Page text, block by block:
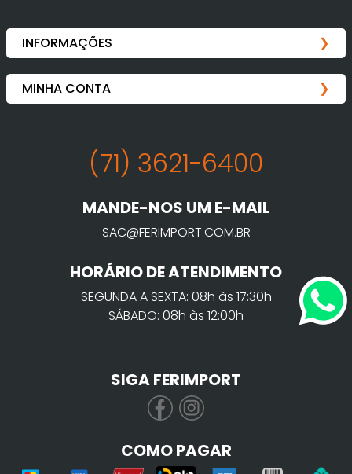
(71) 3621-6400
MANDE-NOS UM E-MAIL
SAC@FERIMPORT.COM.BR
HORÁRIO DE ATENDIMENTO
SEGUNDA A SEXTA: 08h às 17:30h
SÁBADO: 08h às 12:00h
SIGA FERIMPORT
COMO PAGAR